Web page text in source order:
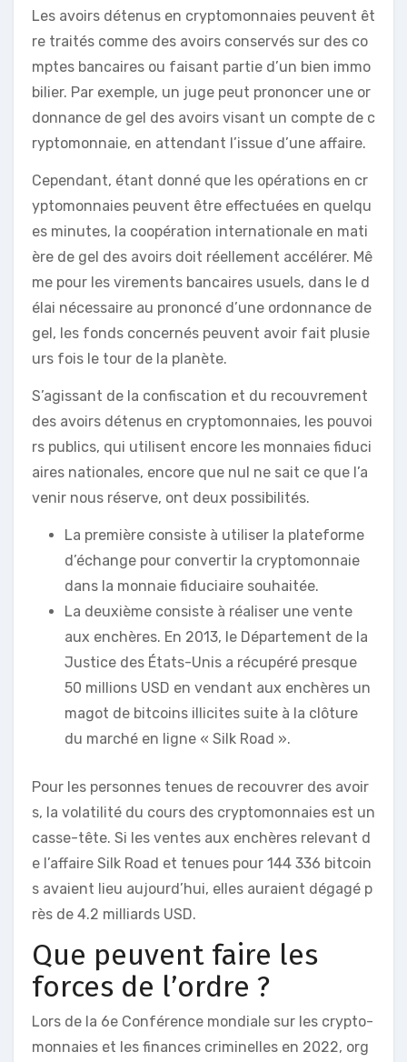
Les avoirs détenus en cryptomonnaies peuvent êt
re traités comme des avoirs conservés sur des co
mptes bancaires ou faisant partie d’un bien immo
bilier. Par exemple, un juge peut prononcer une or
donnance de gel des avoirs visant un compte de c
ryptomonnaie, en attendant l’issue d’une affaire.
Cependant, étant donné que les opérations en cr
yptomonnaies peuvent être effectuées en quelqu
es minutes, la coopération internationale en mati
ère de gel des avoirs doit réellement accélérer. Mê
me pour les virements bancaires usuels, dans le d
élai nécessaire au prononcé d’une ordonnance de
gel, les fonds concernés peuvent avoir fait plusie
urs fois le tour de la planète.
S’agissant de la confiscation et du recouvrement
des avoirs détenus en cryptomonnaies, les pouvoi
rs publics, qui utilisent encore les monnaies fiduci
aires nationales, encore que nul ne sait ce que l’a
venir nous réserve, ont deux possibilités.
La première consiste à utiliser la plateforme
d’échange pour convertir la cryptomonnaie
dans la monnaie fiduciaire souhaitée.
La deuxième consiste à réaliser une vente
aux enchères. En 2013, le Département de la
Justice des États-Unis a récupéré presque
50 millions USD en vendant aux enchères un
magot de bitcoins illicites suite à la clôture
du marché en ligne « Silk Road ».
Pour les personnes tenues de recouvrer des avoir
s, la volatilité du cours des cryptomonnaies est un
casse-tête. Si les ventes aux enchères relevant d
e l’affaire Silk Road et tenues pour 144 336 bitcoin
s avaient lieu aujourd’hui, elles auraient dégagé p
rès de 4.2 milliards USD.
Que peuvent faire les
forces de l’ordre ?
Lors de la 6e Conférence mondiale sur les crypto-
monnaies et les finances criminelles en 2022, org